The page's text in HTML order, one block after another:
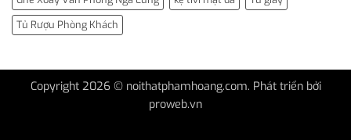
Tủ Rượu Phòng Khách
Copyright 2026 © noithatphamhoang.com. Phát triển bởi
proweb.vn